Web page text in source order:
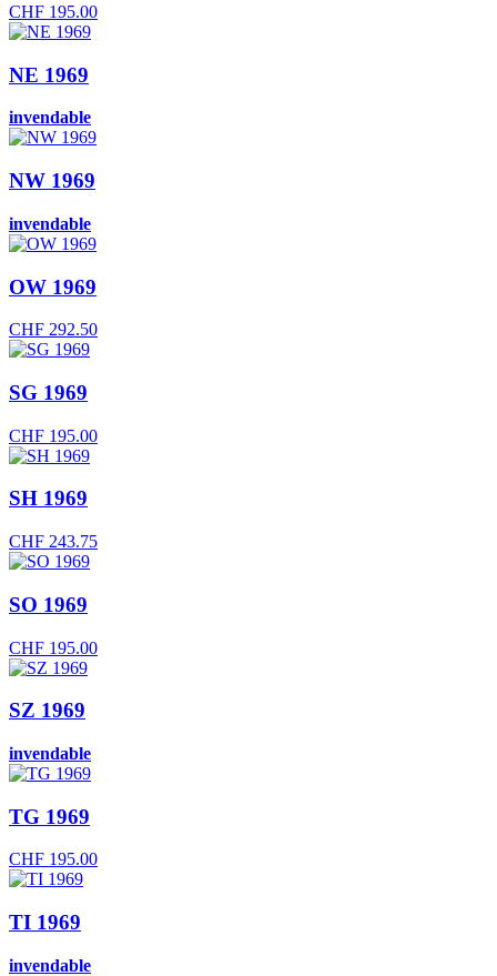
CHF 195.00
NE 1969
invendable
NW 1969
invendable
OW 1969
CHF 292.50
SG 1969
CHF 195.00
SH 1969
CHF 243.75
SO 1969
CHF 195.00
SZ 1969
invendable
TG 1969
CHF 195.00
TI 1969
invendable